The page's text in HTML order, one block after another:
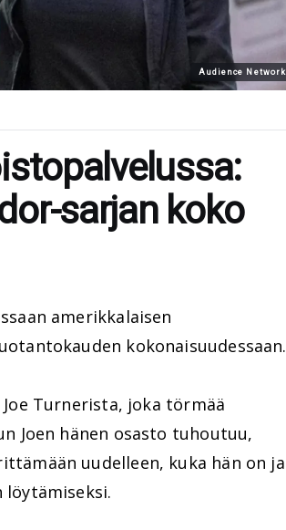
Audience Network
sarjan koko
amerikkalaisen
kokonaisuudessaan.
Turnerista, joka törmää
Joen hänen osasto tuhoutuu,
uudelleen, kuka hän on ja
löytämiseksi.